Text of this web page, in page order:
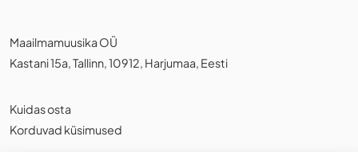
Maailmamuusika OÜ
Kastani 15a, Tallinn, 10912, Harjumaa, Eesti
Kuidas osta
Korduvad küsimused